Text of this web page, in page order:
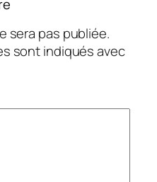
sera pas publiée.
sont indiqués avec